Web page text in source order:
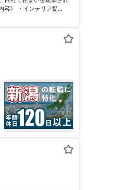
容》 ・インテリア提...